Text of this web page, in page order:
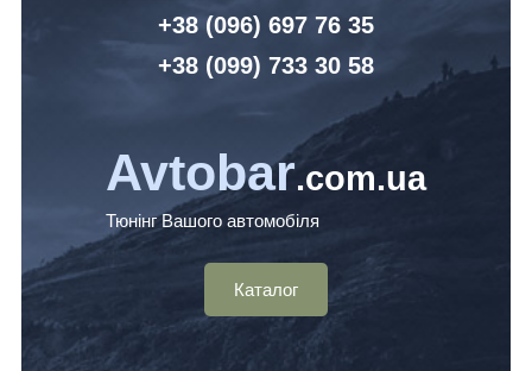
+38 (096) 697 76 35
+38 (099) 733 30 58
Avtobar.com.ua
Тюнінг Вашого автомобіля
Каталог